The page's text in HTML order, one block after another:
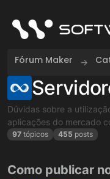
Fórum Maker
Dúvidas sobre a
aplicações do mercado
97 tópicos 455 posts
Como publicar